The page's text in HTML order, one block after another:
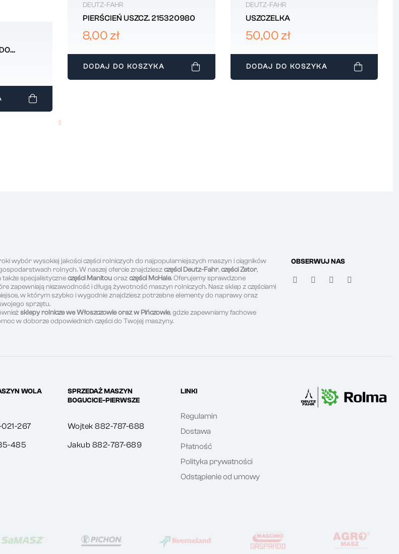
DEUTZ-FAHR
PIERŚCIEŃ USZCZ. 215320980
8,00 zł
DODAJ DO KOSZYKA
DEUTZ-FAHR
USZCZELKA
50,00 zł
DODAJ DO KOSZYKA
wybór wysokiej jakości części rolniczych do najpopularniejszych maszyn i ciągników
rolnych. W naszej ofercie znajdzieszczęści Deutz-Fahr,części Zetor,
także specjalistyczneczęści Manitouorazczęści McHale. Oferujemy sprawdzone
zapewniają niezawodność i długą żywotność maszyn rolniczych. Nasz sklep z częściami
w którym szybko i wygodnie znajdziesz potrzebne elementy do naprawy oraz
sprzętu.
sklepy rolnicze we Włoszczowie oraz w Pińczowie, gdzie zapewniamy fachowe
w doborze odpowiednich części do Twojej maszyny.
OBSERWUJ NAS
WOLA
267
485
SPRZEDAŻ MASZYN
BOGUCICE-PIERWSZE
Wojtek 882-787-688
Jakub 882-787-689
LINKI
Regulamin
Dostawa
Płatność
Polityka prywatności
Odstąpienie od umowy